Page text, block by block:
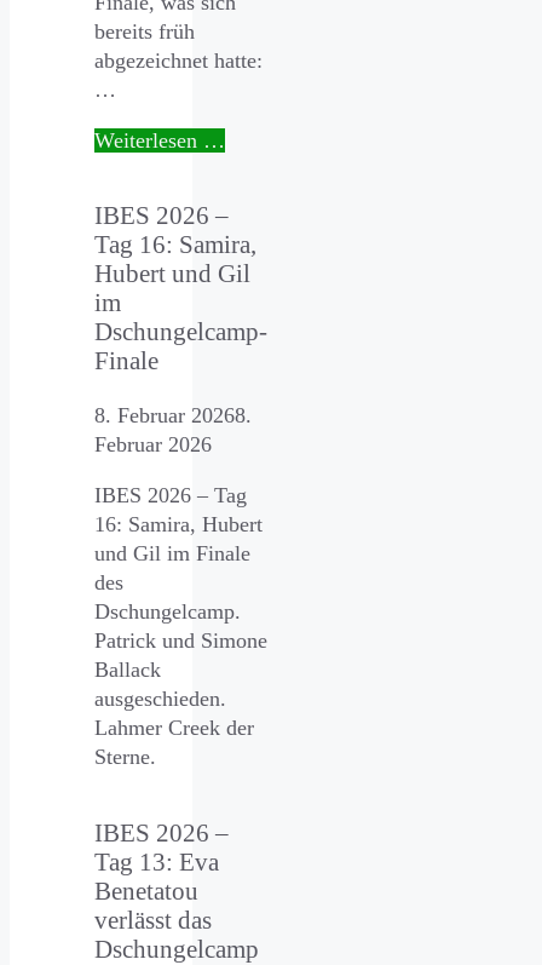
bereits früh
abgezeichnet hatte:
…
Weiterlesen …
IBES 2026 –
Tag 16: Samira,
Hubert und Gil
im
Dschungelcamp-
Finale
8. Februar 20268.
Februar 2026
IBES 2026 – Tag
16: Samira, Hubert
und Gil im Finale
des
Dschungelcamp.
Patrick und Simone
Ballack
ausgeschieden.
Lahmer Creek der
Sterne.
IBES 2026 –
Tag 13: Eva
Benetatou
verlässt das
Dschungelcamp